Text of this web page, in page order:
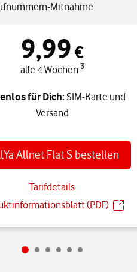
Mitnahme
9,99 €
alle 4 Wochen3
für Dich: SIM-Karte und
Versand
Allnet Flat S bestellen
Tarifdetails
(PDF)